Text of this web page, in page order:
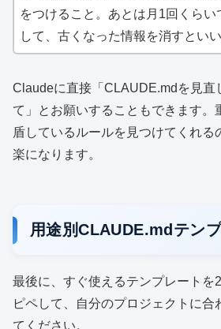
をつけること。あとは月1回くらい
して、古くなった情報を消すとい
Claudeに直接「CLAUDE.mdを見直
て」とお願いすることもできます。
盾しているルールを見つけてくれる
楽になります。
用途別CLAUDE.mdテン
最後に、すぐ使えるテンプレートを
ピペして、自分のプロジェクトに合
てください。